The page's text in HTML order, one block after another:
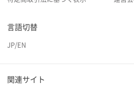
言語切替
JP/EN
関連サイト